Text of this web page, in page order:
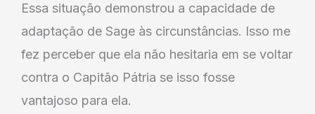
Essa situação demonstrou a capacidade de
adaptação de Sage às circunstâncias. Isso me
fez perceber que ela não hesitaria em se voltar
contra o Capitão Pátria se isso fosse
vantajoso para ela.